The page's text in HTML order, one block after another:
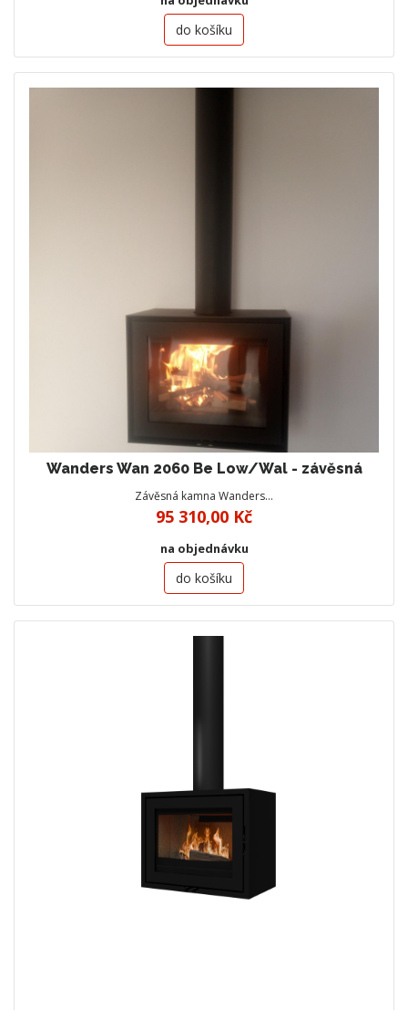
do košíku
Wanders Wan 2060 Be Low/Wal - závěsná
Závěsná kamna Wanders…
95 310,00 Kč
na objednávku
do košíku